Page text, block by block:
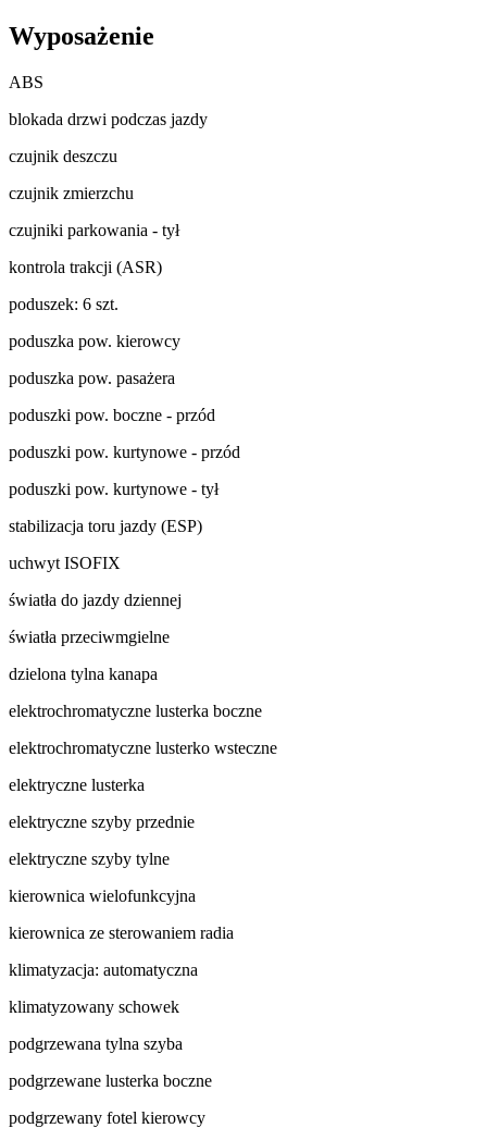
Wyposażenie
ABS
blokada drzwi podczas jazdy
czujnik deszczu
czujnik zmierzchu
czujniki parkowania - tył
kontrola trakcji (ASR)
poduszek: 6 szt.
poduszka pow. kierowcy
poduszka pow. pasażera
poduszki pow. boczne - przód
poduszki pow. kurtynowe - przód
poduszki pow. kurtynowe - tył
stabilizacja toru jazdy (ESP)
uchwyt ISOFIX
światła do jazdy dziennej
światła przeciwmgielne
dzielona tylna kanapa
elektrochromatyczne lusterka boczne
elektrochromatyczne lusterko wsteczne
elektryczne lusterka
elektryczne szyby przednie
elektryczne szyby tylne
kierownica wielofunkcyjna
kierownica ze sterowaniem radia
klimatyzacja: automatyczna
klimatyzowany schowek
podgrzewana tylna szyba
podgrzewane lusterka boczne
podgrzewany fotel kierowcy